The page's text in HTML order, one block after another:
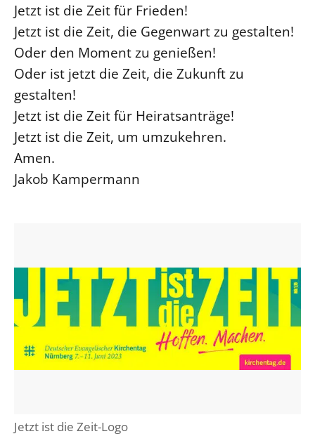
Jetzt ist die Zeit für Frieden!
Jetzt ist die Zeit, die Gegenwart zu gestalten!
Oder den Moment zu genießen!
Oder ist jetzt die Zeit, die Zukunft zu
gestalten!
Jetzt ist die Zeit für Heiratsanträge!
Jetzt ist die Zeit, um umzukehren.
Amen.
Jakob Kampermann
Jetzt ist die Zeit-Logo
Kantine Speiseplan
Kirchliches Amtsblatt
Kirchliche Verwaltung
Klimaschutzgesetz
Kunstreferat
NKVK
Öffentlichkeitsarbeit
Personalausschuss
Projektmanagement